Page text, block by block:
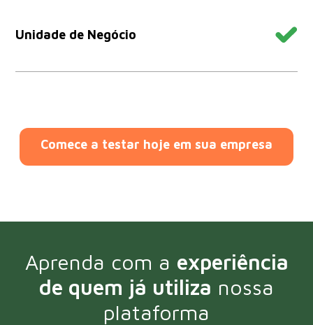
Unidade de Negócio
Comece a testar hoje em sua empresa
Aprenda com a experiência
de quem já utiliza nossa
plataforma